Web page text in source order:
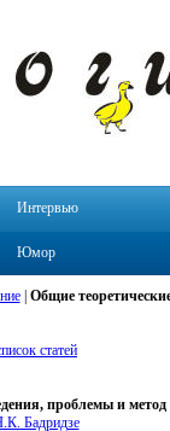
Интервью
Юмор
| Общие
статей
проблемы и
Бадридзе